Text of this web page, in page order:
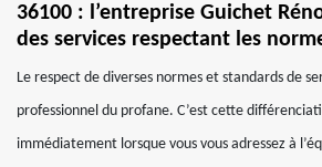
36100 : l’entreprise Guichet
des services respectant les
Le respect de diverses normes et standards de
professionnel du profane. C’est cette
immédiatement lorsque vous vous adressez à